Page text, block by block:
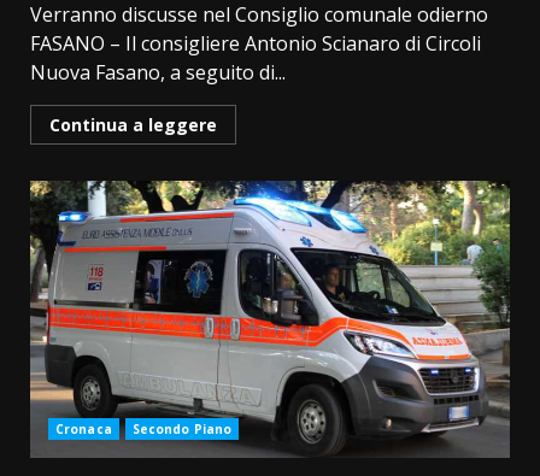
Verranno discusse nel Consiglio comunale odierno
FASANO – Il consigliere Antonio Scianaro di Circoli
Nuova Fasano, a seguito di...
Continua a leggere
Cronaca Secondo Piano